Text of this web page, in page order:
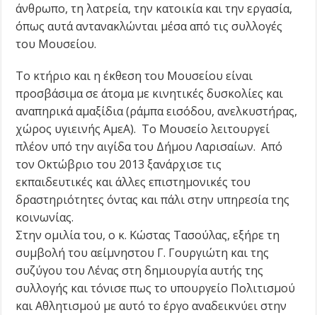
άνθρωπο, τη λατρεία, την κατοικία και την εργασία,
όπως αυτά αντανακλώνται μέσα από τις συλλογές
του Μουσείου.
Το κτήριο και η έκθεση του Μουσείου είναι
προσβάσιμα σε άτομα με κινητικές δυσκολίες και
αναπηρικά αμαξίδια (ράμπα εισόδου, ανελκυστήρας,
χώρος υγιεινής ΑμεΑ). Το Μουσείο λειτουργεί
πλέον υπό την αιγίδα του Δήμου Λαρισαίων. Από
τον Οκτώβριο του 2013 ξανάρχισε τις
εκπαιδευτικές και άλλες επιστημονικές του
δραστηριότητες όντας και πάλι στην υπηρεσία της
κοινωνίας.
Στην ομιλία του, ο κ. Κώστας Τασούλας, εξήρε τη
συμβολή του αείμνηστου Γ. Γουργιώτη και της
συζύγου του Λένας στη δημιουργία αυτής της
συλλογής και τόνισε πως το υπουργείο Πολιτισμού
και Αθλητισμού με αυτό το έργο αναδεικνύει στην